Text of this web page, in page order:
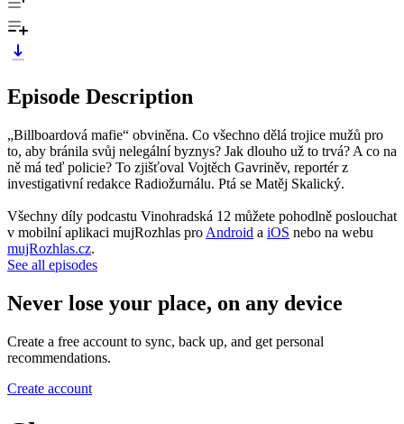
Episode Description
„Billboardová mafie“ obviněna. Co všechno dělá trojice mužů pro
to, aby bránila svůj nelegální byznys? Jak dlouho už to trvá? A co na
ně má teď policie? To zjišťoval Vojtěch Gavriněv, reportér z
investigativní redakce Radiožurnálu. Ptá se Matěj Skalický.
Všechny díly podcastu Vinohradská 12 můžete pohodlně poslouchat
v mobilní aplikaci mujRozhlas pro Android a iOS nebo na webu
mujRozhlas.cz.
See all episodes
Never lose your place, on any device
Create a free account to sync, back up, and get personal
recommendations.
Create account